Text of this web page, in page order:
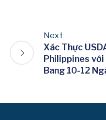
Next
Xác Thực
Philippines với
Bang 10-12